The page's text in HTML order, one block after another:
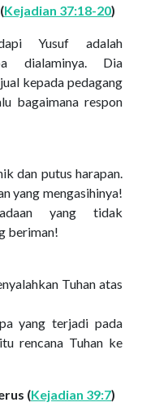
Kejadian 37:18-20)
Yusuf adalah
dialaminya. Dia
kepada pedagang
bagaimana respon
dan putus harapan.
yang mengasihinya!
yang tidak
beriman!
Tuhan atas
yang terjadi pada
rencana Tuhan ke
(Kejadian 39:7)